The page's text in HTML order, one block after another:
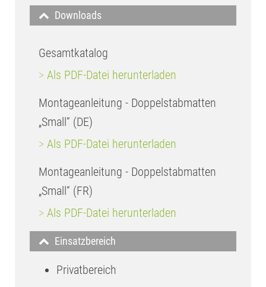
Downloads
Gesamtkatalog
> Als PDF-Datei herunterladen
Montageanleitung - Doppelstabmatten
„Small“ (DE)
> Als PDF-Datei herunterladen
Montageanleitung - Doppelstabmatten
„Small“ (FR)
> Als PDF-Datei herunterladen
Einsatzbereich
Privatbereich